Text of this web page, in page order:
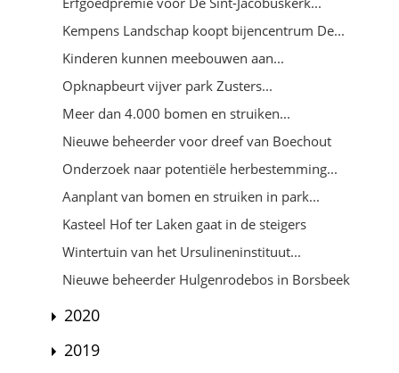
Kempens Landschap koopt bijencentrum De...
Kinderen kunnen meebouwen aan...
Opknapbeurt vijver park Zusters...
Meer dan 4.000 bomen en struiken...
Nieuwe beheerder voor dreef van Boechout
Onderzoek naar potentiële herbestemming...
Aanplant van bomen en struiken in park...
Kasteel Hof ter Laken gaat in de steigers
Wintertuin van het Ursulineninstituut...
Nieuwe beheerder Hulgenrodebos in Borsbeek
2020
2019